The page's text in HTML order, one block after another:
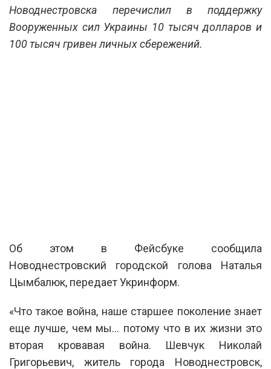
Новоднестровска перечислил в поддержку
Вооруженных сил Украины 10 тысяч долларов и
100 тысяч гривен личных сбережений.
Об этом в Фейсбуке сообщила
Новоднестровский городской голова Наталья
Цымбалюк, передает Укринформ.
«Что такое война, наше старшее поколение знает
еще лучше, чем мы… потому что в их жизни это
вторая кровавая война. Шевчук Николай
Григорьевич, житель города Новоднестровск,